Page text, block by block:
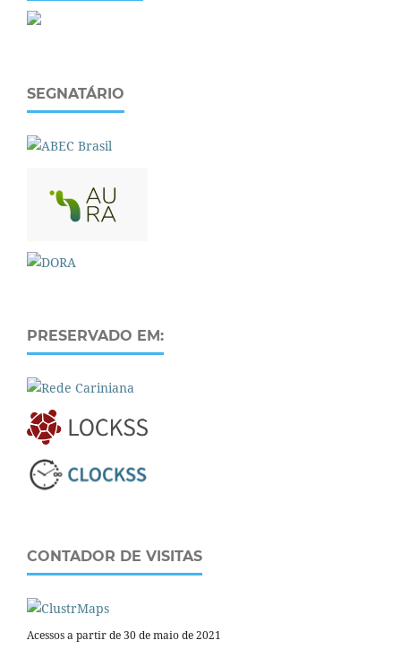
SEGNATÁRIO
PRESERVADO EM:
CONTADOR DE VISITAS
Acessos a partir de 30 de maio de 2021